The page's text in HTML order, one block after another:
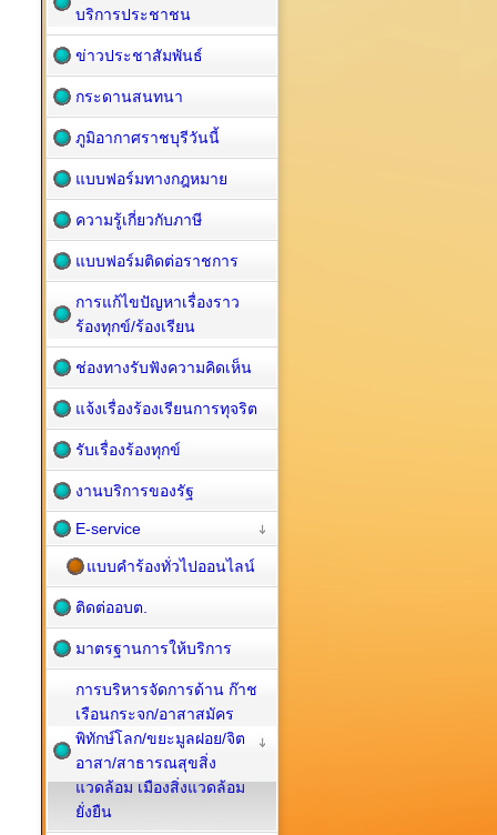
บริการประชาชน
ข่าวประชาสัมพันธ์
กระดานสนทนา
ภูมิอากาศราชบุรีวันนี้
แบบฟอร์มทางกฎหมาย
ความรู้เกี่ยวกับภาษี
แบบฟอร์มติดต่อราชการ
การแก้ไขปัญหาเรื่องราว
ร้องทุกข์/ร้องเรียน
ช่องทางรับฟังความคิดเห็น
แจ้งเรื่องร้องเรียนการทุจริต
รับเรื่องร้องทุกข์
งานบริการของรัฐ
E-service
แบบคำร้องทั่วไปออนไลน์
ติดต่ออบต.
มาตรฐานการให้บริการ
การบริหารจัดการด้าน ก๊าช
เรือนกระจก/อาสาสมัคร
พิทักษ์โลก/ขยะมูลฝอย/จิต
อาสา/สาธารณสุขสิ่ง
แวดล้อม เมืองสิ่งแวดล้อม
ยั่งยืน